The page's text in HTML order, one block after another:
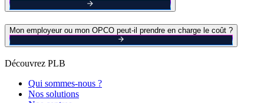
Mon employeur ou mon OPCO peut-il prendre en charge le coût ?
Découvrez PLB
Qui sommes-nous ?
Nos solutions